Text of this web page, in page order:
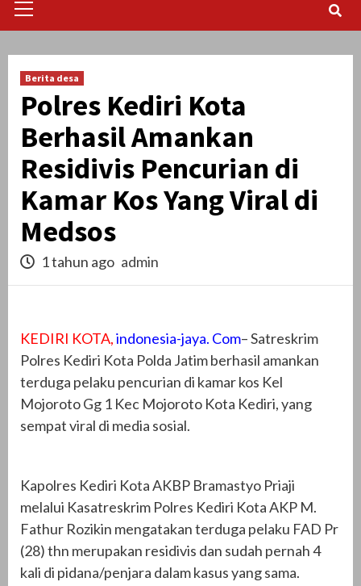
Menu
Berita desa
Polres Kediri Kota
Berhasil Amankan
Residivis Pencurian di
Kamar Kos Yang Viral di
Medsos
1 tahun ago admin
KEDIRI KOTA,indonesia-jaya. Com– Satreskrim
Polres Kediri Kota Polda Jatim berhasil amankan
terduga pelaku pencurian di kamar kos Kel
Mojoroto Gg 1 Kec Mojoroto Kota Kediri, yang
sempat viral di media sosial.
Kapolres Kediri Kota AKBP Bramastyo Priaji
melalui Kasatreskrim Polres Kediri Kota AKP M.
Fathur Rozikin mengatakan terduga pelaku FAD Pr
(28) thn merupakan residivis dan sudah pernah 4
kali di pidana/penjara dalam kasus yang sama.